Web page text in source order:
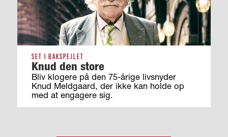
SET I BAKSPEJLET
Knud den store
Bliv klogere på den 75-årige livsnyder
Knud Meldgaard, der ikke kan holde op
med at engagere sig.